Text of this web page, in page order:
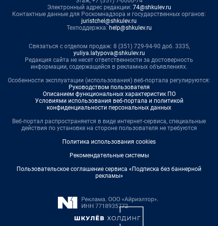
Электронный адрес редакции: 74@shkulev.ru
Контактные данные для Роскомнадзора и государственных органов:
juristchel@shkulev.ru
Техподдержка: help@shkulev.ru
Связаться с отделом продаж: 8 (351) 729-94-90 доб. 3335,
yuliya.latypova@shkulev.ru
Редакция сайта не несет ответственности за достоверность
информации, содержащейся в рекламных объявлениях.
Особенности эксплуатации (использования) веб-портала регулируются:
Руководством пользователя
Описанием функциональных характеристик ПО
Условиями использования веб-портала и политикой
конфиденциальности персональных данных
Веб-портал распространяется в виде интернет-сервиса, специальные
действия по установке на стороне пользователя не требуются
Политика использования cookies
Рекомендательные системы
Пользовательское соглашение сервиса «Подписка без баннерной
рекламы»